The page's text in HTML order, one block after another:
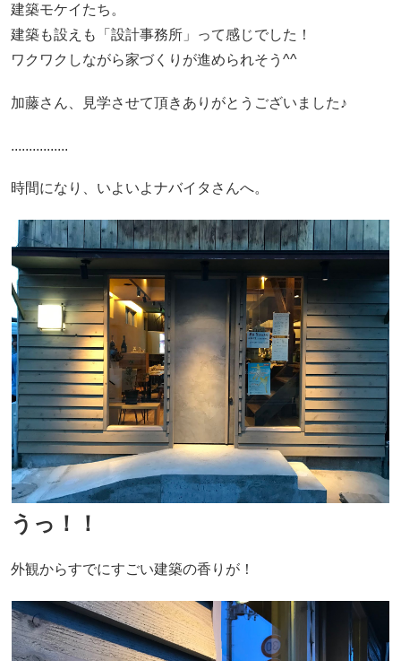
建築モケイたち。
建築も設えも「設計事務所」って感じでした！
ワクワクしながら家づくりが進められそう^^
加藤さん、見学させて頂きありがとうございました♪
................
時間になり、いよいよナバイタさんへ。
うっ！！
外観からすでにすごい建築の香りが！